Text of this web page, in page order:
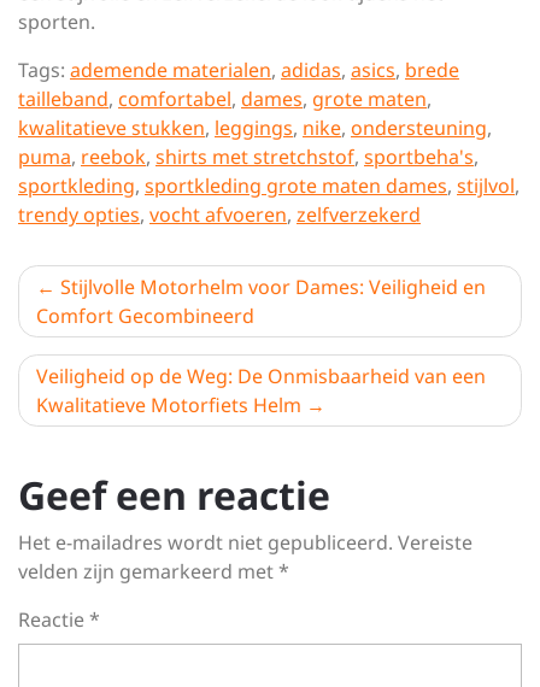
sporten.
Tags: ademende materialen, adidas, asics, brede
tailleband, comfortabel, dames, grote maten,
kwalitatieve stukken, leggings, nike, ondersteuning,
puma, reebok, shirts met stretchstof, sportbeha's,
sportkleding, sportkleding grote maten dames, stijlvol,
trendy opties, vocht afvoeren, zelfverzekerd
Berichtnavigatie
Stijlvolle Motorhelm voor Dames: Veiligheid en
Comfort Gecombineerd
Veiligheid op de Weg: De Onmisbaarheid van een
Kwalitatieve Motorfiets Helm
Geef een reactie
Het e-mailadres wordt niet gepubliceerd. Vereiste
velden zijn gemarkeerd met*
Reactie*